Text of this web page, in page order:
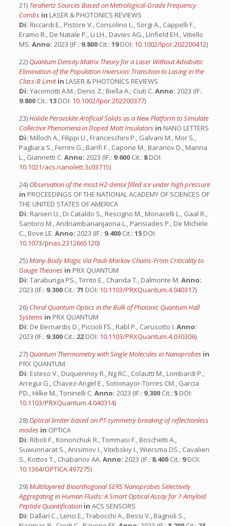
21) Terahertz Sources Based on Metrological-Grade Frequency
Combs in LASER & PHOTONICS REVIEWS
Di: Riccardi E., Pistore V., Consolino L., Sorgi A., Cappelli F.,
Eramo R., De Natale P., Li LH., Davies AG., Linfield EH., Vitiello
MS. Anno: 2023 (IF.: 9.800 Cit.: 19DOI: 10.1002/lpor.202200412)
22) Quantum Density Matrix Theory for a Laser Without Adiabatic
Elimination of the Population Inversion: Transition to Lasing in the
Class-B Limitin LASER & PHOTONICS REVIEWS
Di: Yacomotti A.M.; Denis Z.; Biella A.; Ciuti C. Anno: 2023 (IF.:
9.800 Cit.: 13 DOI: 10.1002/lpor.202200377)
23)Halide Perovskite Artificial Solids as a New Platform to Simulate
Collective Phenomena in Doped Mott Insulators in NANO LETTERS
Di: Milloch A., Filippi U., Franceschini P., Galvani M., Mor S.,
Pagliara S., Ferrini G., Banfi F., Capone M., Baranov D., Manna
L., Giannetti C. Anno: 2023 (IF.: 9.600 Cit.: 8DOI:
10.1021/acs.nanolett.3c03715)
24) Observation of the most H2-dense filled ice under high pressure
in PROCEEDINGS OF THE NATIONAL ACADEMY OF SCIENCES OF
THE UNITED STATES OF AMERICA
Di: Ranieri U., Di Cataldo S., Rescigno M., Monacelli L., Gaal R.,
Santoro M., Andriambariarijaona L., Parisiades P., De Michele
C., Bove LE. Anno: 2023 (IF.: 9.400 Cit.: 15 DOI:
10.1073/pnas.2312665120)
25)Many-Body Magic Via Pauli-Markov Chains-From Criticality to
Gauge Theories in PRX QUANTUM
Di: Tarabunga PS., Tirrito E., Chanda T., Dalmonte M. Anno:
2023 (IF.: 9.300 Cit.: 71 DOI: 10.1103/PRXQuantum.4.040317)
26) Chiral Quantum Optics in the Bulk of Photonic Quantum Hall
Systems in PRX QUANTUM
Di: De Bernardis D., Piccioli FS., Rabl P., Carusotto I. Anno:
2023 (IF.: 9.300 Cit.: 22DOI: 10.1103/PRXQuantum.4.030306)
27) Quantum Thermometry with Single Molecules in Nanoprobes in
PRX QUANTUM
Di: Esteso V., Duquennoy R., Ng RC., Colautti M., Lombardi P.,
Arregui G., Chavez-Angel E., Sotomayor-Torres CM., Garcia
PD., Hilke M., Toninelli C. Anno: 2023 (IF.: 9.300 Cit.: 5 DOI:
10.1103/PRXQuantum.4.040314)
28) Optical limiter based on PT-symmetry breaking of reflectionless
modes in OPTICA
Di: Riboli F., Kononchuk R., Tommasi F., Boschetti A.,
Suwunnarat S., Anisimov I., Vitebskiy I., Wiersma DS., Cavalieri
S., Kottos T., Chabanov AA. Anno: 2023 (IF.: 8.400 Cit.: 9DOI:
10.1364/OPTICA.497275)
29)Multilayered Bioorthogonal SERS Nanoprobes Selectively
Aggregating in Human Fluids: A Smart Optical Assay for ?-Amyloid
Peptide Quantification in ACS SENSORS
Di: Dallari C., Lenci E., Trabocchi A., Bessi V., Bagnoli S.,